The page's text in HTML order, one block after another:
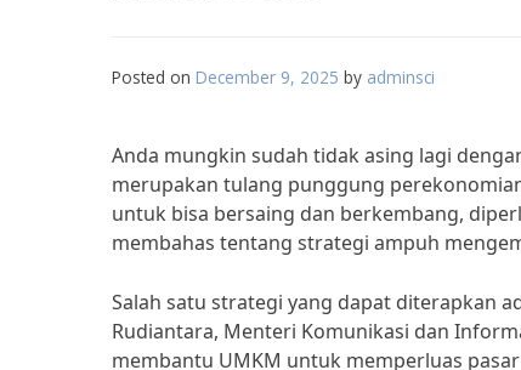
Posted on December 9, 2025 by adminsci
Anda mungkin sudah tidak asing lagi
merupakan tulang punggung
untuk bisa bersaing dan berkembang,
membahas tentang strategi ampuh
Salah satu strategi yang dapat diterapkan
Rudiantara, Menteri Komunikasi dan
membantu UMKM untuk memperluas